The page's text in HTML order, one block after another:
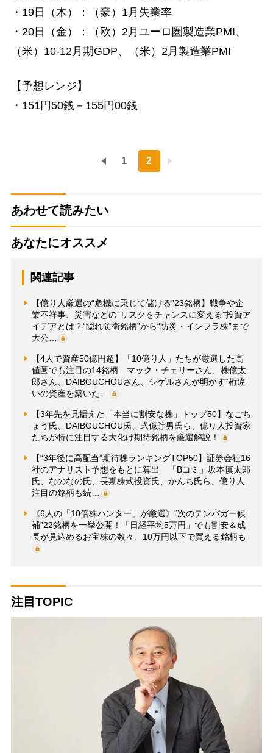
・19日（木）：（豪）1月失業率
・20日（金）：（欧）2月ユーロ圏製造業PMI、
（米）10-12月期GDP、（米）2月製造業PMI
【予想レンジ】
・151円50銭－155円00銭
1 2
あわせて読みたい
あなたにオススメ
関連記事
【億り人厳選の“危機に乗じて儲ける”23銘柄】戦争や企
業不祥事、災害などの“リスクをチャンスに変える”投資ア
イデアとは？“隠れ防衛銘柄”から“防災・インフラ株”まで
大公…
【4人で資産50億円超】「10億り人」たちが厳選した高
値圏でも注目の14銘柄 マック・チェリーさん、株億太
郎さん、DAIBOUCHOUさん、シゲルさんが明かす“桁違
いの資産を築いた…
【3年先を見据えた「本当に割安な株」トップ50】なごち
ょう氏、DAIBOUCHOU氏、弐億貯男氏ら、億り人投資家
たちが特に注目する大化け期待銘柄を厳選解説！
【“3年後に高配当”期待株ランキングTOP50】証券会社16
社のアナリスト予想をもとに算出 「Bコミ」坂本慎太郎
氏、なのなの氏、長期株式投資氏、かんち氏ら、億り人
注目の銘柄も続…
《6人の「10倍株ハンター」が厳選》“次のテンバガー候
補”22銘柄を一挙公開！「日経平均5万円」でも割安＆成
長が見込めるお宝株の数々、10万円以下で買える銘柄も
注目TOPIC